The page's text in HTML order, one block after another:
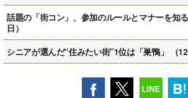
話題の「街コン」、参加のルールとマナーを知
日）
シニアが選んだ“住みたい街”1位は「巣鴨」 （12